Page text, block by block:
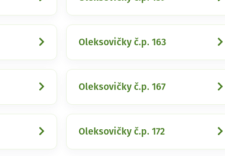
Oleksovičky č.p. 163
Oleksovičky č.p. 167
Oleksovičky č.p. 172